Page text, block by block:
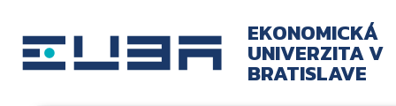
EKONOMICKÁ
UNIVERZITA V
BRATISLAVE